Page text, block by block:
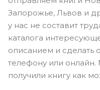
Запорожье, Львов и
у нас не составит
каталога
описанием и сделать
телефону или
получили книгу как